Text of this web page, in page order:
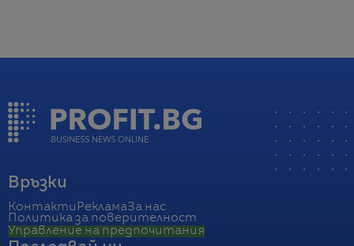
Връзки
Контакти РекламаЗа нас
Политика за поверителност
Управление на предпочитания